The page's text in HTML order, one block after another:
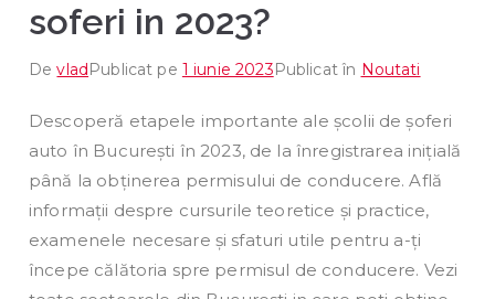
or 2
soferi in 2023?
DevladPublicat pe 1 iunie 2023Publicat în Noutati
Descoperă etapele importante ale școlii de șoferi
auto în București în 2023, de la înregistrarea inițială
până la obținerea permisului de conducere. Află
informații despre cursurile teoretice și practice,
examenele necesare și sfaturi utile pentru a-ți
începe călătoria spre permisul de conducere. Vezi